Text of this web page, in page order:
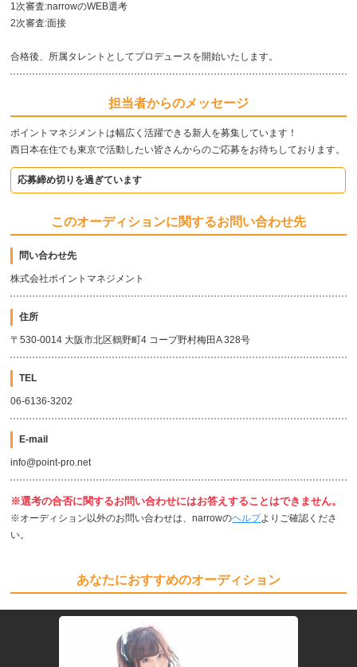
1次審査:narrowのWEB選考
2次審査:面接
合格後、所属タレントとしてプロデュースを開始いたします。
担当者からのメッセージ
ポイントマネジメントは幅広く活躍できる新人を募集しています！
西日本在住でも東京で活動したい皆さんからのご応募をお待ちしております。
応募締め切りを過ぎています
このオーディションに関するお問い合わせ先
問い合わせ先
株式会社ポイントマネジメント
住所
〒530-0014 大阪市北区鶴野町4 コープ野村梅田A 328号
TEL
06-6136-3202
E-mail
info@point-pro.net
※選考の合否に関するお問い合わせにはお答えすることはできません。
※オーディション以外のお問い合わせは、narrowのヘルプよりご確認くださ
い。
あなたにおすすめのオーディション